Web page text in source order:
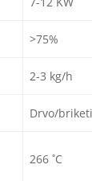
>75%
2-3 kg/h
Drvo/briketi
266 ˚C